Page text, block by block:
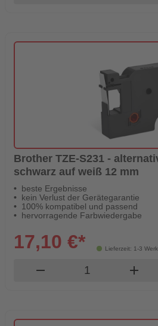
Brother TZE-S231 -
schwarz auf weiß 12 mm
beste Ergebnisse
kein Verlust der Gerätegarantie
100% kompatibel und passend
hervorragende Farbwiedergabe
Lieferzeit: 1-3
17,10 €*
remove Produkt add